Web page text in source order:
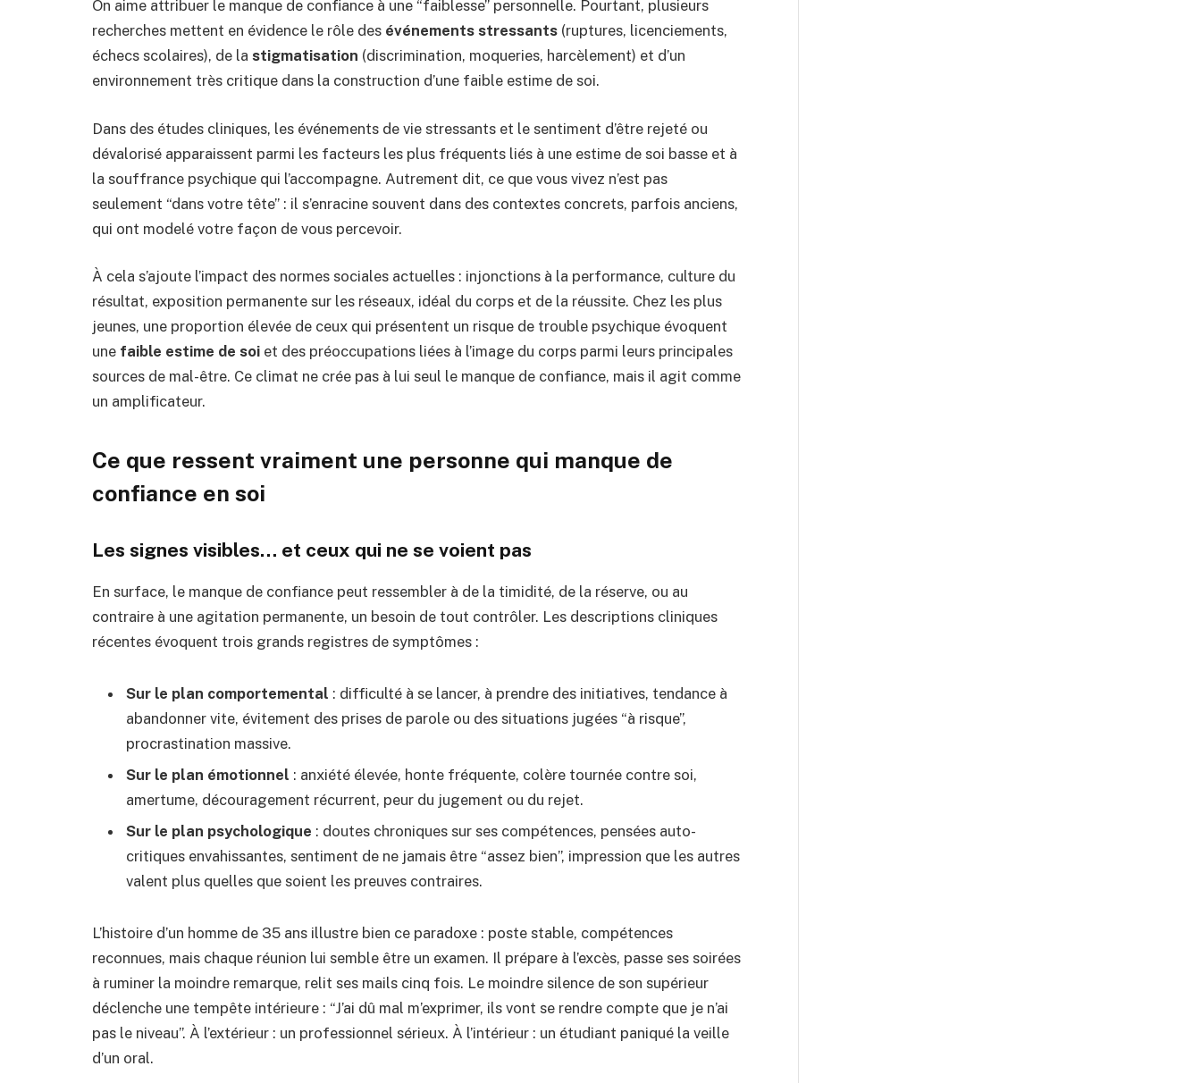
On aime attribuer le manque de confiance à une “faiblesse” personnelle. Pourtant, plusieurs
recherches mettent en évidence le rôle des événements stressants (ruptures, licenciements,
échecs scolaires), de la stigmatisation (discrimination, moqueries, harcèlement) et d’un
environnement très critique dans la construction d’une faible estime de soi.
Dans des études cliniques, les événements de vie stressants et le sentiment d’être rejeté ou
dévalorisé apparaissent parmi les facteurs les plus fréquents liés à une estime de soi basse et à
la souffrance psychique qui l’accompagne. Autrement dit, ce que vous vivez n’est pas
seulement “dans votre tête” : il s’enracine souvent dans des contextes concrets, parfois anciens,
qui ont modelé votre façon de vous percevoir.
À cela s’ajoute l’impact des normes sociales actuelles : injonctions à la performance, culture du
résultat, exposition permanente sur les réseaux, idéal du corps et de la réussite. Chez les plus
jeunes, une proportion élevée de ceux qui présentent un risque de trouble psychique évoquent
une faible estime de soi et des préoccupations liées à l’image du corps parmi leurs principales
sources de mal-être. Ce climat ne crée pas à lui seul le manque de confiance, mais il agit comme
un amplificateur.
Ce que ressent vraiment une personne qui manque de
confiance en soi
Les signes visibles… et ceux qui ne se voient pas
En surface, le manque de confiance peut ressembler à de la timidité, de la réserve, ou au
contraire à une agitation permanente, un besoin de tout contrôler. Les descriptions cliniques
récentes évoquent trois grands registres de symptômes :
Sur le plan comportemental : difficulté à se lancer, à prendre des initiatives, tendance à
abandonner vite, évitement des prises de parole ou des situations jugées “à risque”,
procrastination massive.
Sur le plan émotionnel : anxiété élevée, honte fréquente, colère tournée contre soi,
amertume, découragement récurrent, peur du jugement ou du rejet.
Sur le plan psychologique : doutes chroniques sur ses compétences, pensées auto-
critiques envahissantes, sentiment de ne jamais être “assez bien”, impression que les autres
valent plus quelles que soient les preuves contraires.
L’histoire d’un homme de 35 ans illustre bien ce paradoxe : poste stable, compétences
reconnues, mais chaque réunion lui semble être un examen. Il prépare à l’excès, passe ses soirées
à ruminer la moindre remarque, relit ses mails cinq fois. Le moindre silence de son supérieur
déclenche une tempête intérieure : “J’ai dû mal m’exprimer, ils vont se rendre compte que je n’ai
pas le niveau”. À l’extérieur : un professionnel sérieux. À l’intérieur : un étudiant paniqué la veille
d’un oral.